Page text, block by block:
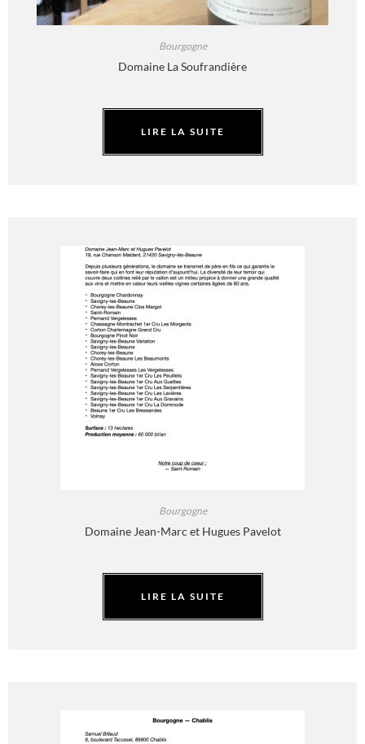
Bourgogne
Domaine La Soufrandière
LIRE LA SUITE
Bourgogne
Domaine Jean-Marc et Hugues Pavelot
LIRE LA SUITE